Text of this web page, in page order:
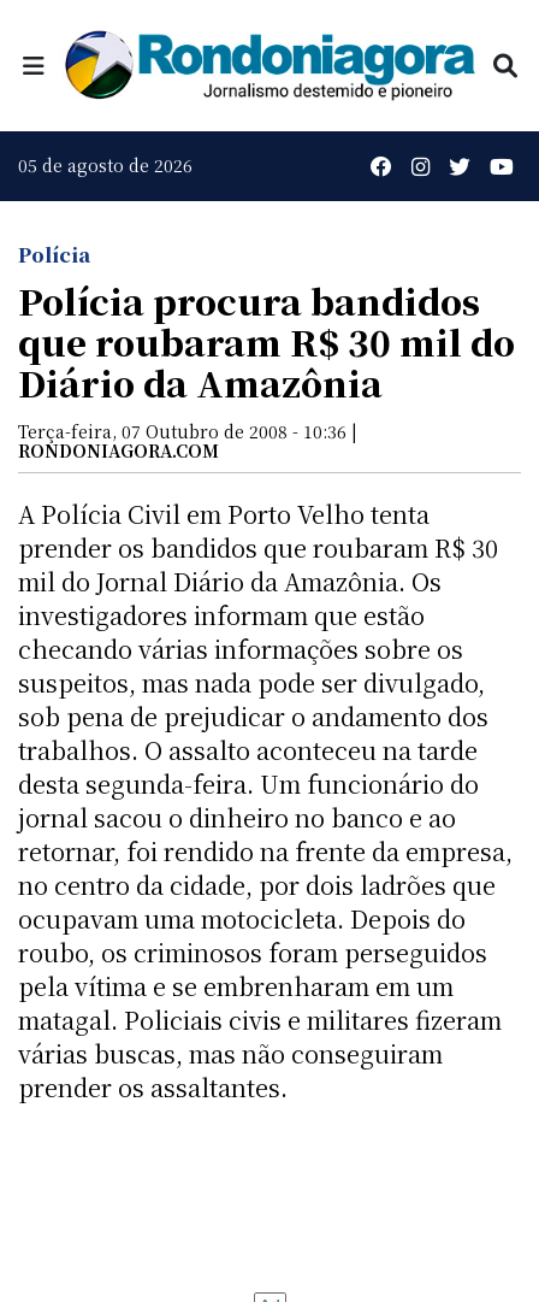
05 de agosto de 2026
Polícia
Polícia procura bandidos
que roubaram R$ 30 mil do
Diário da Amazônia
Terça-feira, 07 Outubro de 2008 - 10:36 |
RONDONIAGORA.COM
A Polícia Civil em Porto Velho tenta
prender os bandidos que roubaram R$ 30
mil do Jornal Diário da Amazônia. Os
investigadores informam que estão
checando várias informações sobre os
suspeitos, mas nada pode ser divulgado,
sob pena de prejudicar o andamento dos
trabalhos. O assalto aconteceu na tarde
desta segunda-feira. Um funcionário do
jornal sacou o dinheiro no banco e ao
retornar, foi rendido na frente da empresa,
no centro da cidade, por dois ladrões que
ocupavam uma motocicleta. Depois do
roubo, os criminosos foram perseguidos
pela vítima e se embrenharam em um
matagal. Policiais civis e militares fizeram
várias buscas, mas não conseguiram
prender os assaltantes.